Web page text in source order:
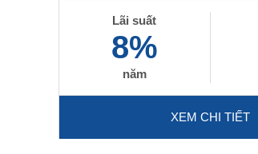
Lãi suất
8%
năm
XEM CHI TIẾT